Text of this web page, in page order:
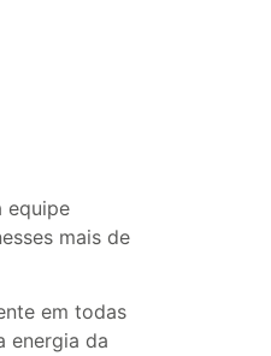
equipe
mais de
em todas
energia da